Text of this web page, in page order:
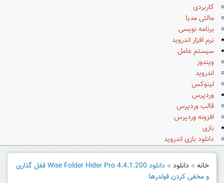
کاربردی
مالتی مدیا
برنامه نویسی
نرم افزار اندروید
سیستم عامل
ویندوز
اندروید
لینوکس
وردپرس
قالب وردپرس
افزونه وردپرس
بازی
دانلود بازی اندروید
خانه » دانلود »
دانلود Wise Folder Hider Pro 4.4.1.200 قفل گذاری
و مخفی کردن فولدرها